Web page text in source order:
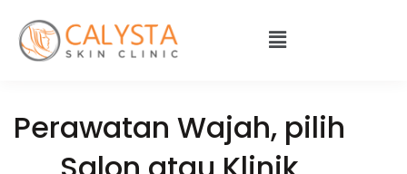
Perawatan Wajah, pilih